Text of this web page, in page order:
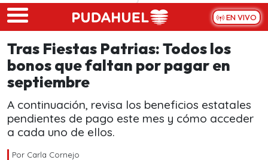
Skip to main content
EN VIVO
Tras Fiestas Patrias: Todos los
bonos que faltan por pagar en
septiembre
A continuación, revisa los beneficios estatales
pendientes de pago este mes y cómo acceder
a cada uno de ellos.
Por Carla Cornejo